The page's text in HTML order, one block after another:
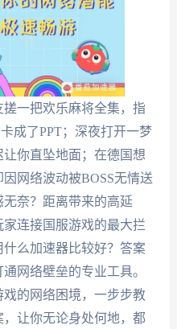
一把欢乐麻将全集，指
成了PPT；深夜打开一梦
你直坠地面；在德国想
网络波动被BOSS无情送
奈？距离带来的高延
连接国服游戏的最大拦
么加速器比较好？答案
网络壁垒的专业工具。
的网络困境，一步步教
让你无论身处何地，都